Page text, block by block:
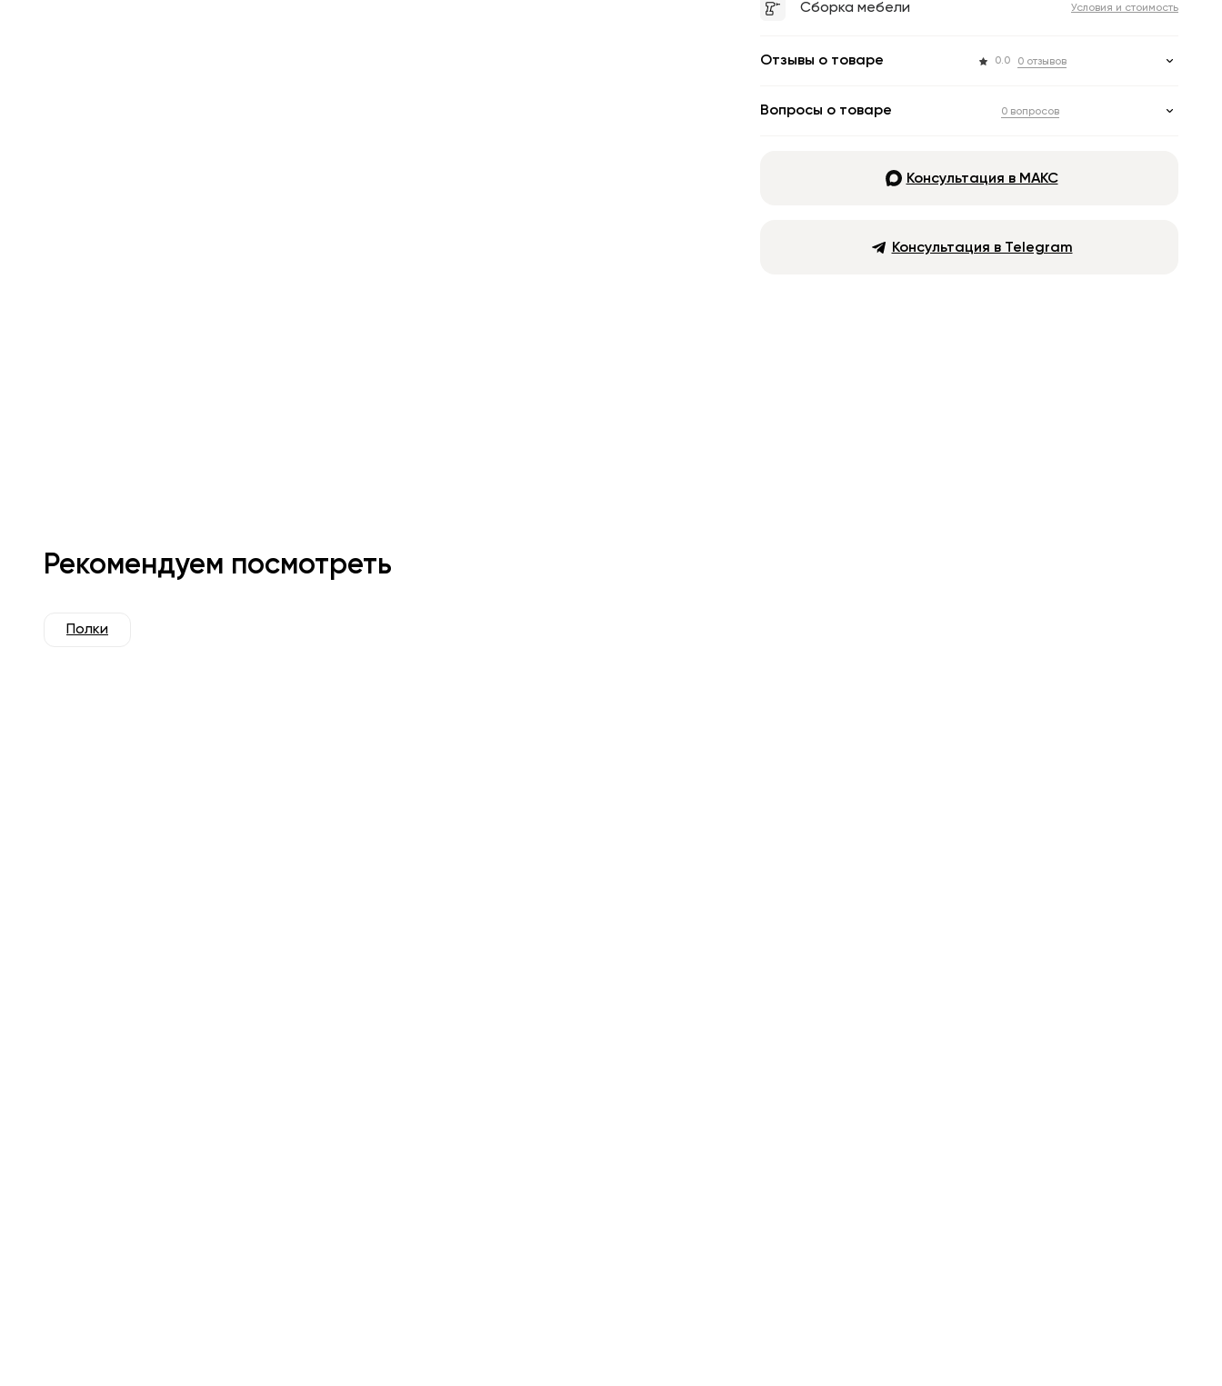
Сборка мебели Условия и стоимость
Отзывы о товаре 0.0 0 отзывов
Вопросы о товаре 0 вопросов
Консультация в МАКС
Консультация в Telegram
Рекомендуем посмотреть
Полки